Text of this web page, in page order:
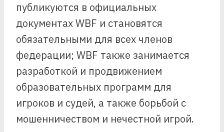
публикуются в официальных
документах WBF и становятся
обязательными для всех членов
федерации; WBF также занимается
разработкой и продвижением
образовательных программ для
игроков и судей, а также борьбой с
мошенничеством и нечестной игрой.